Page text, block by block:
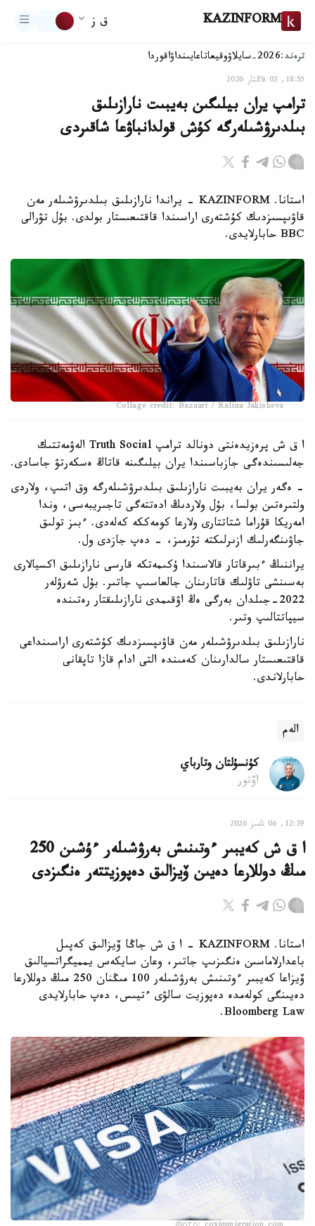
KAZINFORM ق ز
ترەند:2026-سايلاۋ وقيعاتاعايىنداۋاقوردا
18:55, 02 قاڭتار 2026
ترامپ يران بيلىگىن بەيبىت نارازىلىق
بىلدىرۋشىلەرگە كۇش قولدانباۋعا شاقىردى
استانا. KAZINFORM - يراندا نارازىلىق بىلدىرۋشىلەر مەن
قاۋىپسىزدىك كۇشتەرى اراسىندا قاقتىعىستار بولدى. بۇل تۋرالى
BBC حابارلايدى.
Collage credit: Bazaart / Ralina Jakisheva
ا ق ش پرەزيدەنتى دونالد ترامپ Truth Social الەۋمەتتىك
جەلىسىندەگى جازباسىندا يران بيلىگىنە قاتاڭ ەسكەرتۋ جاسادى.
- ەگەر يران بەيبىت نارازىلىق بىلدىرۋشىلەرگە وق اتىپ، ولاردى
ولتىرەتىن بولسا، بۇل ولاردىڭ ادەتتەگى تاجىريبەسى، وندا
امەريكا قۇراما شتاتتارى ولارعا كومەككە كەلەدى. ءبىز تولىق
جاۋىنگەرلىك ازىرلىكتە تۇرمىز، - دەپ جازدى ول.
يراننىڭ ءبىرقاتار قالاسىندا ۇكىمەتكە قارسى نارازىلىق اكسيالارى
بەسىنشى تاۋلىك قاتارىنان جالعاسىپ جاتىر. بۇل شەرۋلەر
2022-جىلدان بەرگى ەڭ اۋقىمدى نارازىلىقتار رەتىندە
سيپاتتالىپ وتىر.
نارازىلىق بىلدىرۋشىلەر مەن قاۋىپسىزدىك كۇشتەرى اراسىنداعى
قاقتىعىستار سالدارىنان كەمىندە التى ادام قازا تاپقانى
حابارلاندى.
الەم
كۇنسۇلتان وتارباي
اۆتور
12:39, 06 تامىز 2026
ا ق ش كەيبىر ءوتىنىش بەرۋشىلەر ءۇشىن 250
مىڭ دوللارعا دەيىن ۆيزالىق دەپوزيتتەر ەنگىزدى
استانا. KAZINFORM – ا ق ش جاڭا ۆيزالىق كەپىل
باعدارلاماسىن ەنگىزىپ جاتىر، وعان سايكەس يمميگراتسيالىق
ۆيزاعا كەيبىر ءوتىنىش بەرۋشىلەر 100 مىڭنان 250 مىڭ دوللارعا
دەيىنگى كولەمدە دەپوزيت سالۋى ءتيىس، دەپ حابارلايدى
Bloomberg Law.